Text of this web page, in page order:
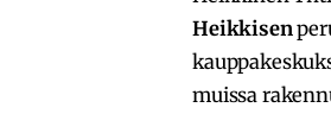
Heikkisen
muissa